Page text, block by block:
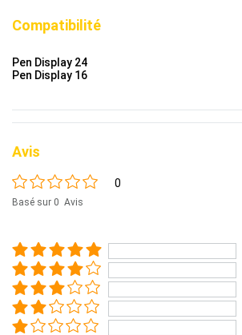
Compatibilité
Pen Display 24
Pen Display 16
Avis
0
Basé sur 0 Avis